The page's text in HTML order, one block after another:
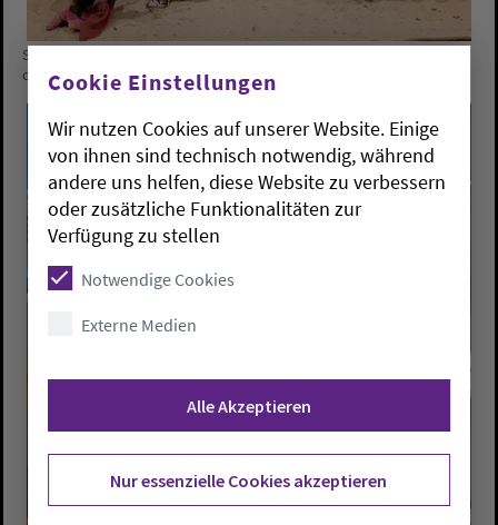
Seit dem 7. April ist im Ostergarten in Bakum die Szene "Jesus trägt
das Kreuz" dargestellt.
Cookie Einstellungen
Wir nutzen Cookies auf unserer Website. Einige
von ihnen sind technisch notwendig, während
andere uns helfen, diese Website zu verbessern
oder zusätzliche Funktionalitäten zur
Verfügung zu stellen
Notwendige Cookies
Externe Medien
Alle Akzeptieren
Nur essenzielle Cookies akzeptieren